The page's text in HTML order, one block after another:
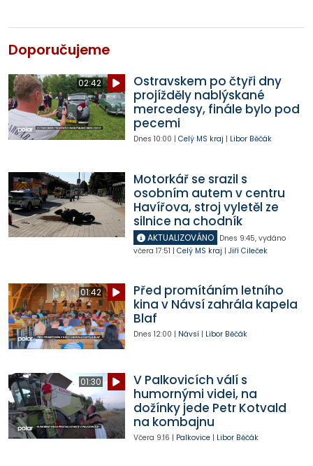
Doporučujeme
02:42
Ostravskem po čtyři dny
projížděly nablýskané
mercedesy, finále bylo pod
pecemi
Dnes 10:00 | Celý MS kraj | Libor Běčák
Motorkář se srazil s
osobním autem v centru
Havířova, stroj vyletěl ze
silnice na chodník
AKTUALIZOVÁNO Dnes 9:45, vydáno
včera 17:51 | Celý MS kraj | Jiří Cileček
01:42
Před promítáním letního
kina v Návsí zahrála kapela
Blaf
Dnes 12:00 | Návsí| Libor Běčák
01:30
V Palkovicích válí s
humornými videi, na
dožínky jede Petr Kotvald
na kombajnu
Včera 9:16 | Palkovice| Libor Běčák